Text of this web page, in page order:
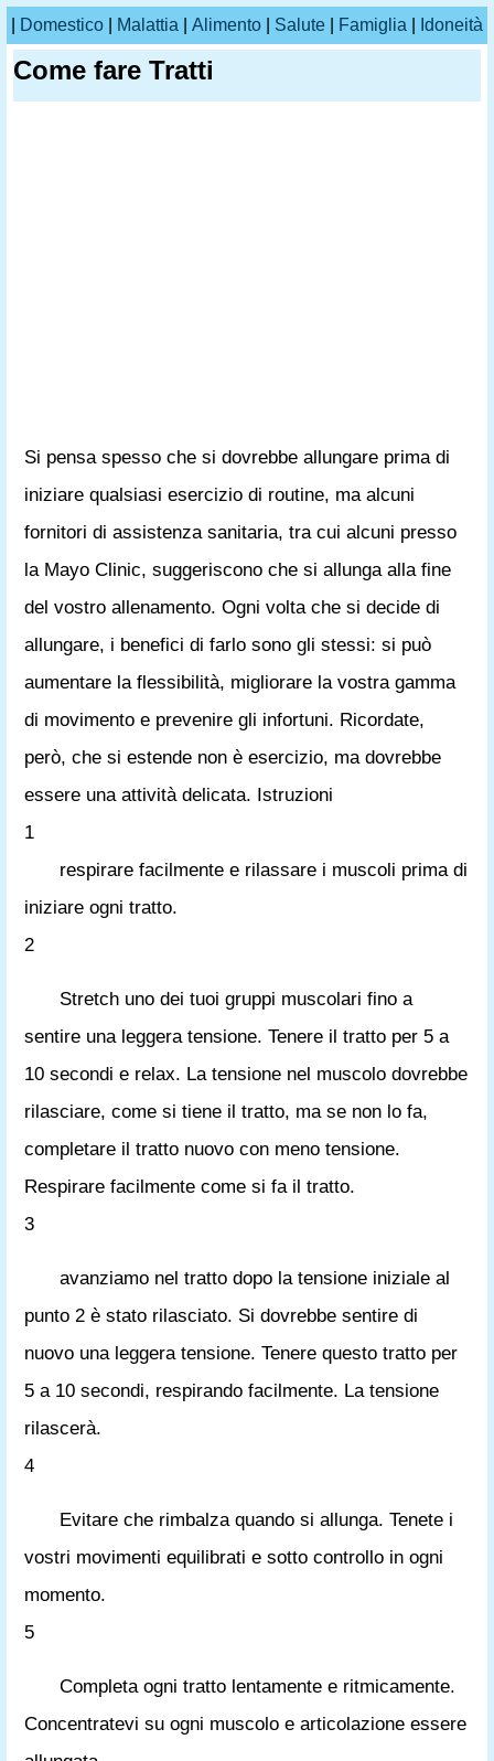
Domestico Malattia Alimento Salute Famiglia Idoneità
Come fare Tratti
Si pensa spesso che si dovrebbe allungare prima di
iniziare qualsiasi esercizio di routine, ma alcuni
fornitori di assistenza sanitaria, tra cui alcuni presso
la Mayo Clinic, suggeriscono che si allunga alla fine
del vostro allenamento. Ogni volta che si decide di
allungare, i benefici di farlo sono gli stessi: si può
aumentare la flessibilità, migliorare la vostra gamma
di movimento e prevenire gli infortuni. Ricordate,
però, che si estende non è esercizio, ma dovrebbe
essere una attività delicata. Istruzioni
1
respirare facilmente e rilassare i muscoli prima di
iniziare ogni tratto.
2
Stretch uno dei tuoi gruppi muscolari fino a
sentire una leggera tensione. Tenere il tratto per 5 a
10 secondi e relax. La tensione nel muscolo dovrebbe
rilasciare, come si tiene il tratto, ma se non lo fa,
completare il tratto nuovo con meno tensione.
Respirare facilmente come si fa il tratto.
3
avanziamo nel tratto dopo la tensione iniziale al
punto 2 è stato rilasciato. Si dovrebbe sentire di
nuovo una leggera tensione. Tenere questo tratto per
5 a 10 secondi, respirando facilmente. La tensione
rilascerà.
4
Evitare che rimbalza quando si allunga. Tenete i
vostri movimenti equilibrati e sotto controllo in ogni
momento.
5
Completa ogni tratto lentamente e ritmicamente.
Concentratevi su ogni muscolo e articolazione essere